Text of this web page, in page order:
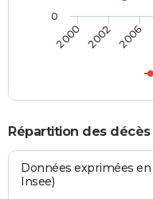
2000 2002 2006
0
Répartition des décès
Données exprimées
Insee)